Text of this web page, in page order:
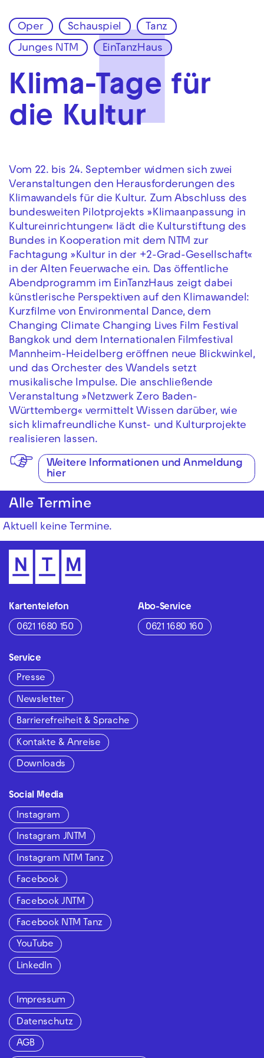
Zur Hauptnavigation springen
Zum Hauptinhalt springen Zum Footer springen
Oper Schauspiel Tanz
Junges NTM EinTanzHaus
Klima-Tage für
die Kultur
Vom 22. bis 24. September widmen sich zwei
Veranstaltungen den Herausforderungen des
Klimawandels für die Kultur. Zum Abschluss des
bundesweiten Pilotprojekts »Klimaanpassung in
Kultureinrichtungen« lädt die Kulturstiftung des
Bundes in Kooperation mit dem NTM zur
Fachtagung »Kultur in der +2-Grad-Gesellschaft«
in der Alten Feuerwache ein. Das öffentliche
Abendprogramm im EinTanzHaus zeigt dabei
künstlerische Perspektiven auf den Klimawandel:
Kurzfilme von Environmental Dance, dem
Changing Climate Changing Lives Film Festival
Bangkok und dem Internationalen Filmfestival
Mannheim-Heidelberg eröffnen neue Blickwinkel,
und das Orchester des Wandels setzt
musikalische Impulse. Die anschließende
Veranstaltung »Netzwerk Zero Baden-
Württemberg« vermittelt Wissen darüber, wie
sich klimafreundliche Kunst- und Kulturprojekte
realisieren lassen.
Weitere Informationen und Anmeldung
hier
Alle Termine
Aktuell keine Termine.
Kartentelefon
0621 1680 150
Abo-Service
0621 1680 160
Service
Presse
Newsletter
Barrierefreiheit & Sprache
Kontakte & Anreise
Downloads
Social Media
Instagram
Instagram JNTM
Instagram NTM Tanz
Facebook
Facebook JNTM
Facebook NTM Tanz
YouTube
LinkedIn
Impressum
Datenschutz
AGB